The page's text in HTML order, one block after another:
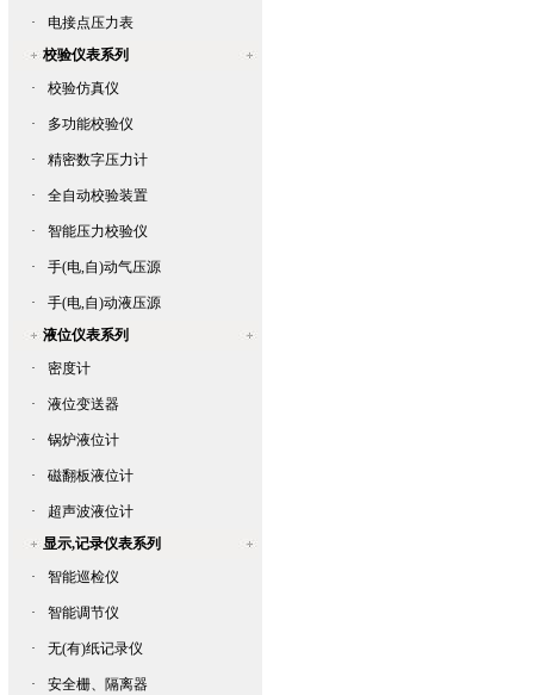
·
电接点压力表
校验仪表系列
·
校验仿真仪
· 多功能校验仪
· 精密数字压力计
· 全自动校验装置
· 智能压力校验仪
· 手(电,自)动气压源
·
手(电,自)动液压源
液位仪表系列
·
密度计
· 液位变送器
· 锅炉液位计
· 磁翻板液位计
·
超声波液位计
显示,记录仪表系列
·
智能巡检仪
· 智能调节仪
· 无(有)纸记录仪
·
安全栅、隔离器